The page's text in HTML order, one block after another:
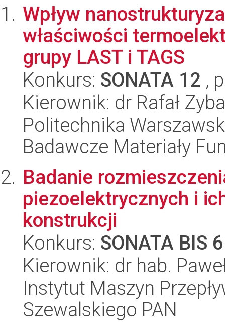
Wpływ
właściwości
grupy LAST i TAGS
Konkurs: SONATA 12 ,
Kierownik: dr Rafał
Politechnika
Badawcze Materiały
Badanie
piezoelektrycznych i
konstrukcji
Konkurs: SONATA BIS 6
Kierownik: dr hab.
Instytut Maszyn
Szewalskiego PAN